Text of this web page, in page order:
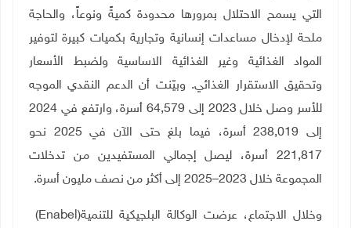
التي يسمح الاحتلال بمرورها محدودة كميةً ونوعاً، والحاجة
ملحة لإدخال مساعدات إنسانية وتجارية بكميات كبيرة لتوفير
المواد الغذائية وغير الغذائية الاساسية ولضبط الأسعار
وتحقيق الاستقرار الغذائي. وبيّنت أن الدعم النقدي الموجه
للأسر وصل خلال 2023 إلى 64,579 أسرة، وارتفع في 2024
إلى 238,019 أسرة، فيما بلغ حتى الآن في 2025 نحو
221,817 أسرة، ليصل إجمالي المستفيدين من تدخلات
المجموعة خلال 2023–2025 إلى أكثر من نصف مليون أسرة
.
وخلال الاجتماع، عرضت الوكالة البلجيكية للتنمية(Enabel)